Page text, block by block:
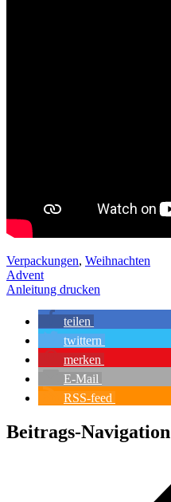
Verpackungen, Weihnachten
Advent
Anleitung drucken
teilen
twittern
merken
E-Mail
RSS-feed
Beitrags-Navigation